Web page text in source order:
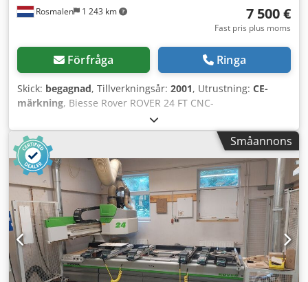
Rosmalen 1 243 km 7 500 €
Fast pris plus moms
Förfråga Ringa
Skick: begagnad, Tillverkningsår: 2001, Utrustning: CE-
märkning, Biesse Rover ROVER 24 FT CNC-
bearbetningscenter Beskrivning Arbetsytan består av ett
gallerbord bestående av två fenolbord med måtten 1540 x
1250 mm som kan kopplas samman. Gallerbordet har ett
gallermönster med 30 mm avstånd och vakuumöppningar
på 9 mm i ett gallermönster med 150 mm avstånd i X- och
Y-led. Gallerbordet är utrustat med 6 pneumatiska
nollpunktsfästen på baksidan och 1 på vänster och höger
sida. • Arbetsområdet för maskinen är 3100 x 1300 x 155
mm. (Z-slaglängd 250 mm) • Hastigheten på X-axeln kan
programmeras mellan 0 och 100 m/min. • Hastigheten på
Y-axeln kan programmeras mellan 0 och 100 m/min. •
Hastigheten på Z-axeln kan programmeras mellan 0 och 15
Småannons